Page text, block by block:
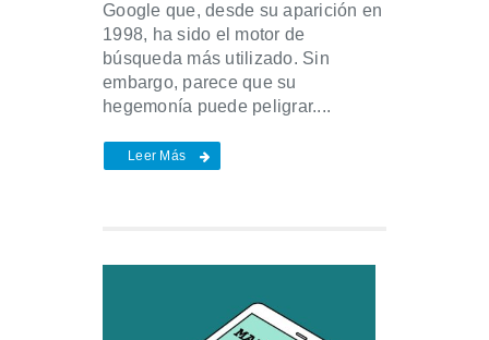
Google que, desde su aparición en
1998, ha sido el motor de
búsqueda más utilizado. Sin
embargo, parece que su
hegemonía puede peligrar....
Leer Más